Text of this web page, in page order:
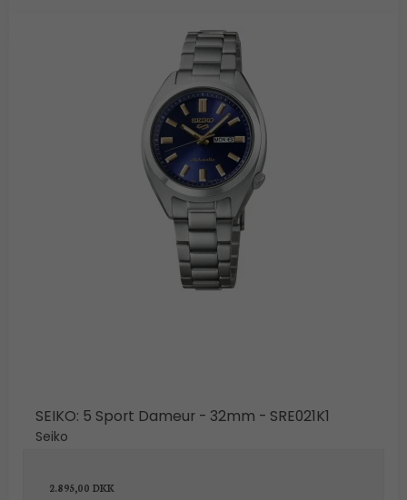
SEIKO: 5 Sport Dameur - 32mm - SRE021K1
Seiko
2.895,00 DKK